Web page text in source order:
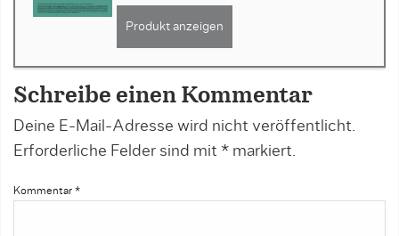
Produkt anzeigen
Schreibe einen Kommentar
Deine E-Mail-Adresse wird nicht veröffentlicht.
Erforderliche Felder sind mit * markiert.
Kommentar *